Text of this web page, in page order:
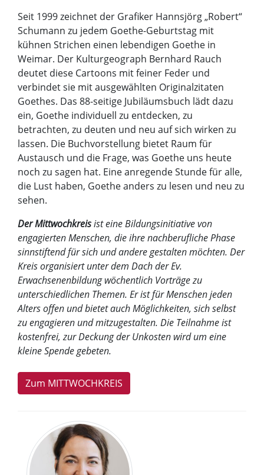
Seit 1999 zeichnet der Grafiker Hannsjörg „Robert“
Schumann zu jedem Goethe-Geburtstag mit
kühnen Strichen einen lebendigen Goethe in
Weimar. Der Kulturgeograph Bernhard Rauch
deutet diese Cartoons mit feiner Feder und
verbindet sie mit ausgewählten Originalzitaten
Goethes. Das 88-seitige Jubiläumsbuch lädt dazu
ein, Goethe individuell zu entdecken, zu
betrachten, zu deuten und neu auf sich wirken zu
lassen. Die Buchvorstellung bietet Raum für
Austausch und die Frage, was Goethe uns heute
noch zu sagen hat. Eine anregende Stunde für alle,
die Lust haben, Goethe anders zu lesen und neu zu
sehen.
Der Mittwochkreisist eine Bildungsinitiative von
engagierten Menschen, die ihre nachberufliche Phase
sinnstiftend für sich und andere gestalten möchten. Der
Kreis organisiert unter dem Dach der Ev.
Erwachsenenbildung wöchentlich Vorträge zu
unterschiedlichen Themen. Er ist für Menschen jeden
Alters offen und bietet auch Möglichkeiten, sich selbst
zu engagieren und mitzugestalten. Die Teilnahme ist
kostenfrei, zur Deckung der Unkosten wird um eine
kleine Spende gebeten.
Zum MITTWOCHKREIS